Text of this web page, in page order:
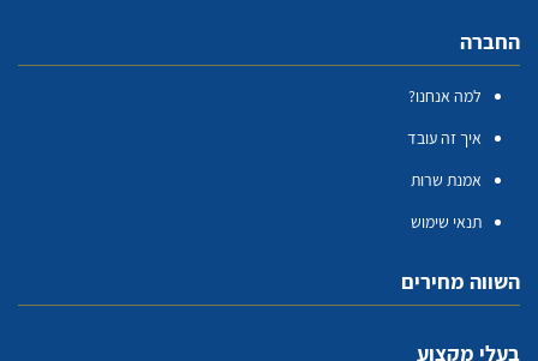
החברה
למה אנחנו?
איך זה עובד
אמנת שרות
תנאי שימוש
השווה מחירים
בעלי מקצוע